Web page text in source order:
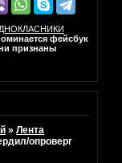
фейсбук
признаны
»Лента
опроверг